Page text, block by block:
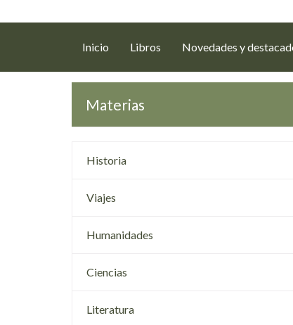
Inicio (current)
Libros Novedades y
Materias
Historia
Viajes
Humanidades
Ciencias
Literatura